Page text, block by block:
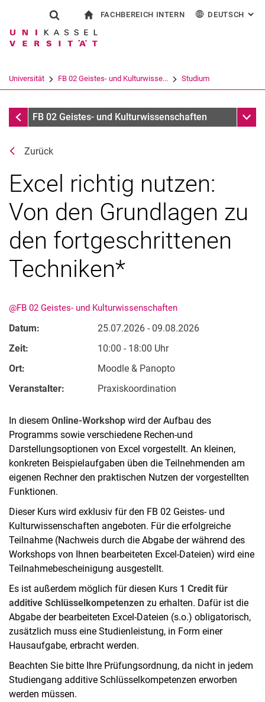
Springe direkt zu: Inhalt
Springe direkt zu: Suche
Springe direkt zu:
Suchformular
Suchbegriff
Suchen (öffnet externen Link in einem
FACHBEREICH INTERN DEUTSCH :
Universität FB 02 Geistes- und Kulturwisse... Studium
Praxiskoordination
FB 02 Geistes- und Kulturwissenschaften
Beginn des Studiums
Im Studium
Ende des Studiums
Nach Themen sortiert
Zurück
Excel richtig nutzen:
Von den Grundlagen zu
den fortgeschrittenen
Techniken*
@FB 02 Geistes- und Kulturwissenschaften
Datum:
25.07.2026 - 09.08.2026
Zeit:
10:00 - 18:00 Uhr
Ort:
Moodle & Panopto
Veranstalter:
Praxiskoordination
In diesem Online-Workshop wird der Aufbau des
Programms sowie verschiedene Rechen-und
Darstellungsoptionen von Excel vorgestellt. An kleinen,
konkreten Beispielaufgaben üben die Teilnehmenden am
eigenen Rechner den praktischen Nutzen der vorgestellten
Funktionen.
Dieser Kurs wird exklusiv für den FB 02 Geistes- und
Kulturwissenschaften angeboten. Für die erfolgreiche
Teilnahme (Nachweis durch die Abgabe der während des
Workshops von Ihnen bearbeiteten Excel-Dateien) wird eine
Teilnahmebescheinigung ausgestellt.
Es ist außerdem möglich für diesen Kurs 1 Credit für
additive Schlüsselkompetenzen zu erhalten. Dafür ist die
Abgabe der bearbeiteten Excel-Dateien (s.o.) obligatorisch,
zusätzlich muss eine Studienleistung, in Form einer
Hausaufgabe, erbracht werden.
Beachten Sie bitte Ihre Prüfungsordnung, da nicht in jedem
Studiengang additive Schlüsselkompetenzen erworben
werden müssen.